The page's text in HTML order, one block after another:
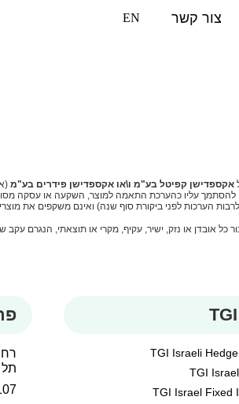
צור קשר EN
אקספדישן קפיטל בע"מ ו\או אקספדישן פידרים בע"מ
עליו כהערכת התאמה למוצר, השקעה או עסקה
הערכות לפני ביקורת סוף שנה) ואינם משקפים את
אובדן או נזק, ישיר, עקיף, מקרי או תוצאתי, הנגרם עקב
TGI Israeli
TGI
TGI Israel Fixed
רחוב
תל